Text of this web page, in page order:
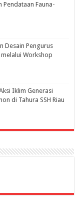
Pendataan Fauna-
Desain Pengurus
Workshop
Iklim Generasi
di Tahura SSH Riau